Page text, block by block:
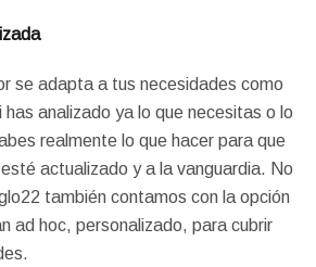
se adapta a tus necesidades como
analizado ya lo que necesitas o lo
realmente lo que hacer para que
actualizado y a la vanguardia. No
también contamos con la opción
ad hoc, personalizado, para cubrir